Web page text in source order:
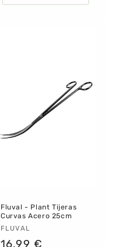
Fluval - Plant Tijeras
Curvas Acero 25cm
Proveedor:
FLUVAL
Precio
16,99 €